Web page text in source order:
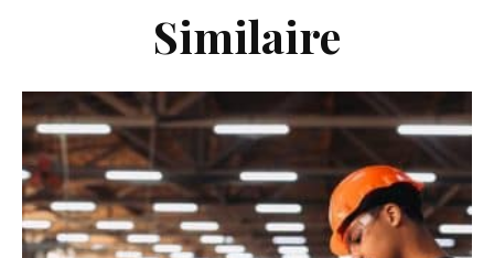
Similaire